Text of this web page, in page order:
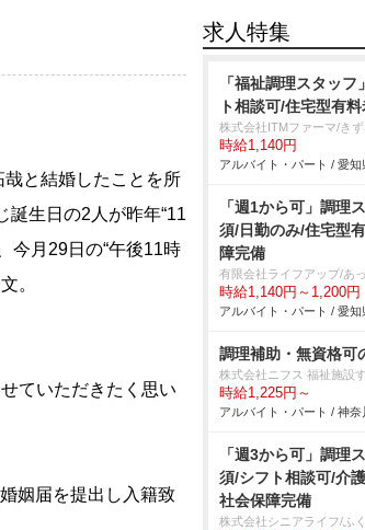
と結婚したことを所
誕生日の2人が昨年“11
今月29日の“午後11時
。
ていただきたく思い
姻届を提出し入籍致
求人特集
「福祉調理スタッ
ト相談可/住宅型有
株式会社ITMファーマ/き
時給1,140円
アルバイト・パート / 愛知
「週1から可」調理
須/日勤のみ/住宅型
障完備
有限会社ライフアップ/あ
時給1,140円～1,200円
アルバイト・パート / 愛知
調理補助・無資格可
株式会社ニフス 福祉施設
時給1,225円～
アルバイト・パート / 神奈
「週3から可」調理
須/シフト相談可/介
社会保障完備
株式会社シニアライフ/ふ